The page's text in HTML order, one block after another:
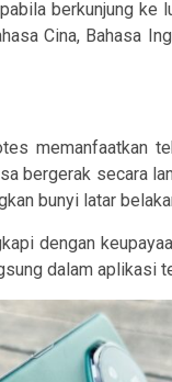
berkunjung
Cina, Bahasa
memanfaatkan
bergerak secara
bunyi latar
dengan
dalam aplikasi